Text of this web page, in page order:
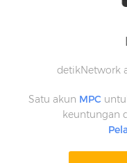
detikNetwork
Satu akun MPC
keuntungan